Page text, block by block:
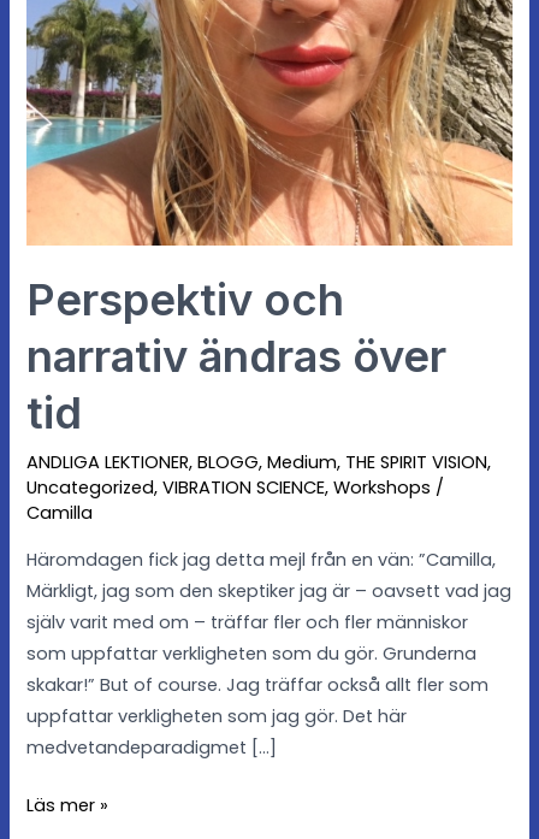
Perspektiv och
narrativ ändras över
tid
ANDLIGA LEKTIONER,BLOGG,Medium, THE SPIRIT VISION,
Uncategorized,VIBRATION SCIENCE,Workshops /
Camilla
Häromdagen fick jag detta mejl från en vän: ”Camilla,
Märkligt, jag som den skeptiker jag är – oavsett vad jag
själv varit med om – träffar fler och fler människor
som uppfattar verkligheten som du gör. Grunderna
skakar!” But of course. Jag träffar också allt fler som
uppfattar verkligheten som jag gör. Det här
medvetandeparadigmet […]
Läs mer »